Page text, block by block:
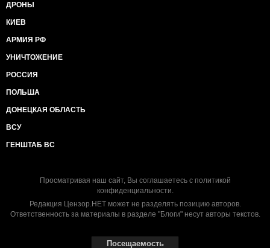
ДРОНЫ
КИЕВ
АРМИЯ РФ
УНИЧТОЖЕНИЕ
РОССИЯ
ПОЛЬША
ДОНЕЦКАЯ ОБЛАСТЬ
ВСУ
ГЕНШТАБ ВС
Просматривая наш сайт, Вы соглашаетесь с политикой
конфиденциальности.
Редакция Цензор.НЕТ может не разделять позицию авторов.
Ответственность за материалы в разделе "Блоги" несут авторы текстов.
Посещаемость